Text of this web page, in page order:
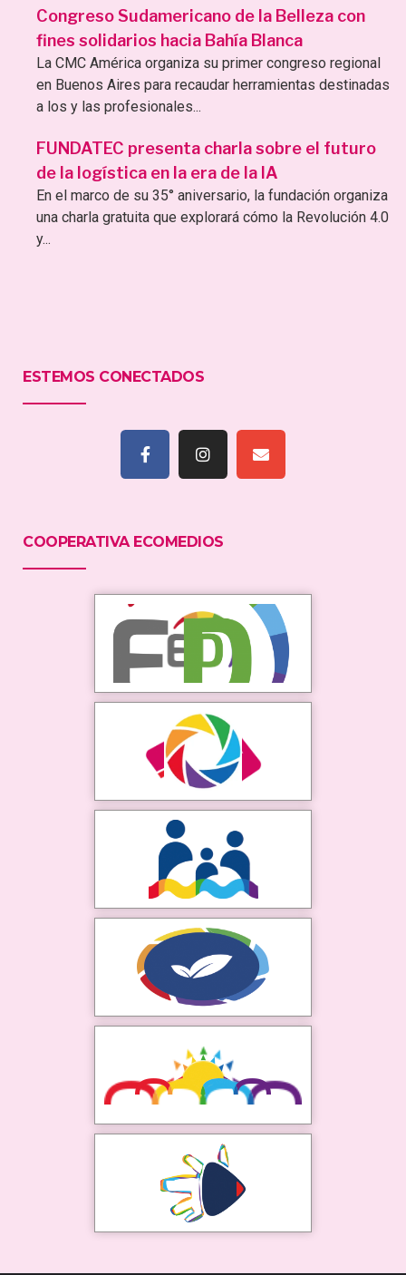
Congreso Sudamericano de la Belleza con
fines solidarios hacia Bahía Blanca
La CMC América organiza su primer congreso regional
en Buenos Aires para recaudar herramientas destinadas
a los y las profesionales...
FUNDATEC presenta charla sobre el futuro
de la logística en la era de la IA
En el marco de su 35° aniversario, la fundación organiza
una charla gratuita que explorará cómo la Revolución 4.0
y...
ESTEMOS CONECTADOS
COOPERATIVA ECOMEDIOS